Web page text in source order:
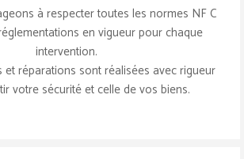
à respecter toutes les normes NF C
en vigueur pour chaque
intervention.
et réparations sont réalisées avec rigueur
votre sécurité et celle de vos biens.